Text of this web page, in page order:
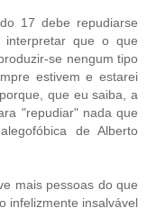
17 debe repudiarse
interpretar que o que
se nengum tipo
estivem e estarei
que eu saiba, a
"repudiar" nada que
de Alberto
mais pessoas do que
infelizmente insalvável